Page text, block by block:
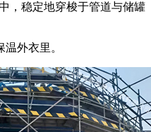
，稳定地穿梭于管道与储罐
外衣里。